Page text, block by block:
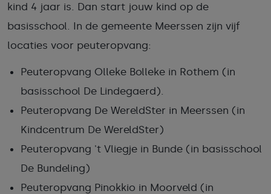
kind 4 jaar is. Dan start jouw kind op de
basisschool. In de gemeente Meerssen zijn vijf
locaties voor peuteropvang:
Peuteropvang Olleke Bolleke in Rothem (in
basisschool De Lindegaerd).
Peuteropvang De WereldSter in Meerssen (in
Kindcentrum De WereldSter)
Peuteropvang 't Vliegje in Bunde (in basisschool
De Bundeling)
Peuteropvang Pinokkio in Moorveld (in